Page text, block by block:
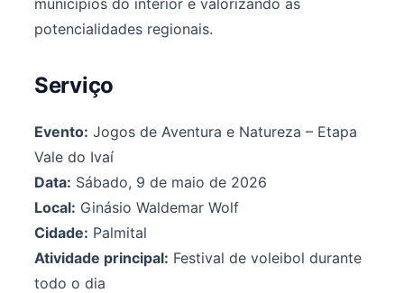
potencialidades regionais.
Serviço
Evento: Jogos de Aventura e Natureza – Etapa
Vale do Ivaí
Data: Sábado, 9 de maio de 2026
Local: Ginásio Waldemar Wolf
Cidade: Palmital
Atividade principal: Festival de voleibol durante
todo o dia